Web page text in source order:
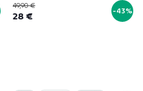
49,90 €
28 € -43%